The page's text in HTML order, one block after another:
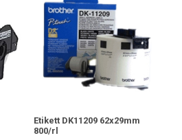
Etikett DK11209 62x29mm
800/rl